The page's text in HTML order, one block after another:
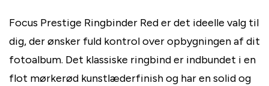
Focus Prestige Ringbinder Red er det ideelle valg til
dig, der ønsker fuld kontrol over opbygningen af dit
fotoalbum. Det klassiske ringbind er indbundet i en
flot mørkerød kunstlæderfinish og har en solid og